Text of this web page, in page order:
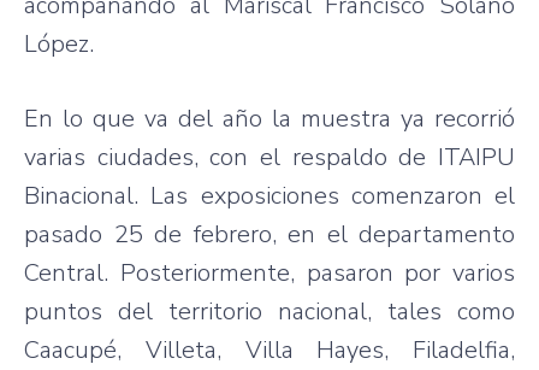
López.
En lo que va del año la muestra ya recorrió
varias ciudades, con el respaldo de ITAIPU
Binacional. Las exposiciones comenzaron el
pasado 25 de febrero, en el departamento
Central. Posteriormente, pasaron por varios
puntos del territorio nacional, tales como
Caacupé, Villeta, Villa Hayes, Filadelfia,